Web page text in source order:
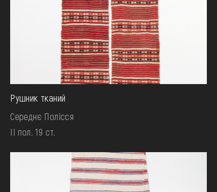
Рушник тканий
Середнє Полісся
II пол. 19 ст.